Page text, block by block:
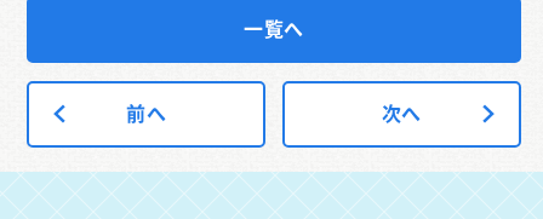
前へ
一覧へ
次へ